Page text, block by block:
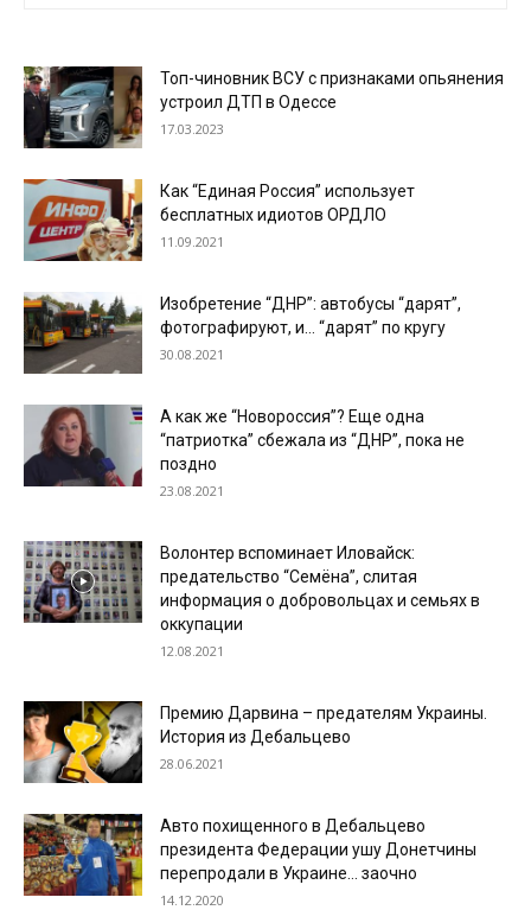
Топ-чиновник ВСУ с признаками опьянения
устроил ДТП в Одессе
17.03.2023
Как “Единая Россия” использует
бесплатных идиотов ОРДЛО
11.09.2021
Изобретение “ДНР”: автобусы “дарят”,
фотографируют, и… “дарят” по кругу
30.08.2021
А как же “Новороссия”? Еще одна
“патриотка” сбежала из “ДНР”, пока не
поздно
23.08.2021
Волонтер вспоминает Иловайск:
предательство “Семёна”, слитая
информация о добровольцах и семьях в
оккупации
12.08.2021
Премию Дарвина – предателям Украины.
История из Дебальцево
28.06.2021
Авто похищенного в Дебальцево
президента Федерации ушу Донетчины
перепродали в Украине… заочно
14.12.2020